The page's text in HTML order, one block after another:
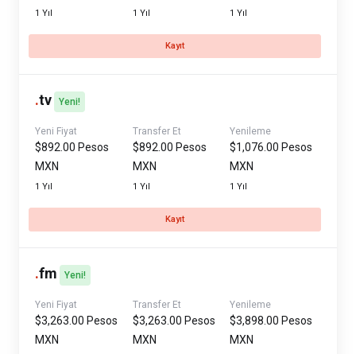
1 Yıl 1 Yıl 1 Yıl
Kayıt
.tv Yeni!
Yeni Fiyat
$892.00 Pesos
MXN
1 Yıl
Transfer Et
$892.00 Pesos
MXN
1 Yıl
Yenileme
$1,076.00 Pesos
MXN
1 Yıl
Kayıt
.fm Yeni!
Yeni Fiyat
$3,263.00 Pesos
MXN
Transfer Et
$3,263.00 Pesos
MXN
Yenileme
$3,898.00 Pesos
MXN